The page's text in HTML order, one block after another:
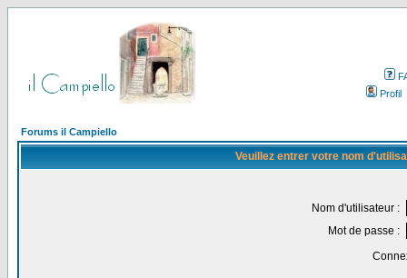
Profil
Forums il Campiello
Veuillez entrer votre nom
Nom d'utilisateur :
Mot de passe :